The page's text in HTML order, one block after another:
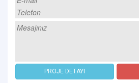
PROJE DETAYI